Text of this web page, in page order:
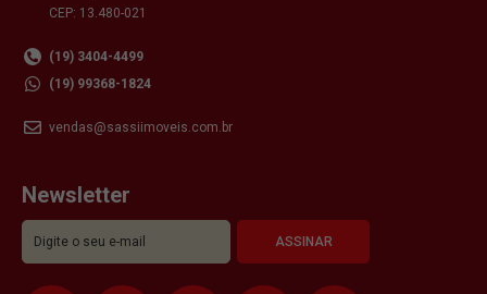
CEP: 13.480-021
(19) 3404-4499
(19) 99368-1824
vendas@sassiimoveis.com.br
Newsletter